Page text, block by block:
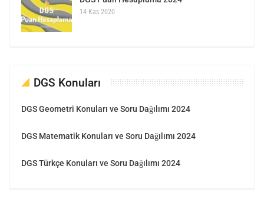
14 Kas 2020
DGS Konuları
DGS Geometri Konuları ve Soru Dağılımı 2024
DGS Matematik Konuları ve Soru Dağılımı 2024
DGS Türkçe Konuları ve Soru Dağılımı 2024